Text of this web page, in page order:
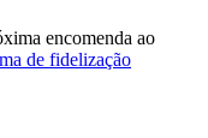
encomenda ao
de fidelização